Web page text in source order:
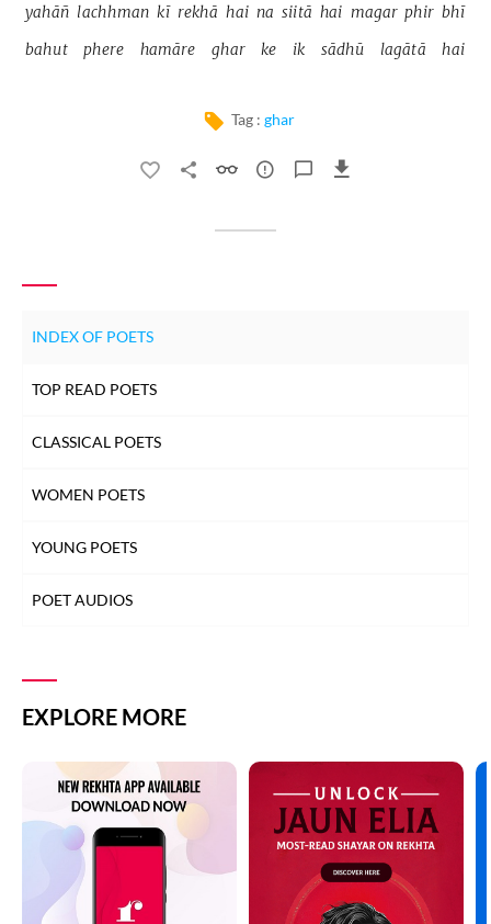
yahāñ lachhman kī rekhā hai na siitā hai magar phir bhī
bahut
phere hamāre ghar ke ik sādhū lagātā hai
Tag : ghar
INDEX OF POETS
TOP READ POETS
CLASSICAL POETS
WOMEN POETS
YOUNG POETS
POET AUDIOS
EXPLORE MORE